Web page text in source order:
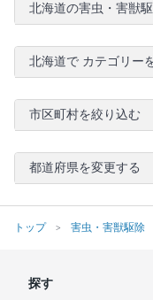
北海道の害虫・害獣
北海道で カテゴリー
市区町村を絞り込む
都道府県を変更する
トップ 害虫・害獣駆除
探す